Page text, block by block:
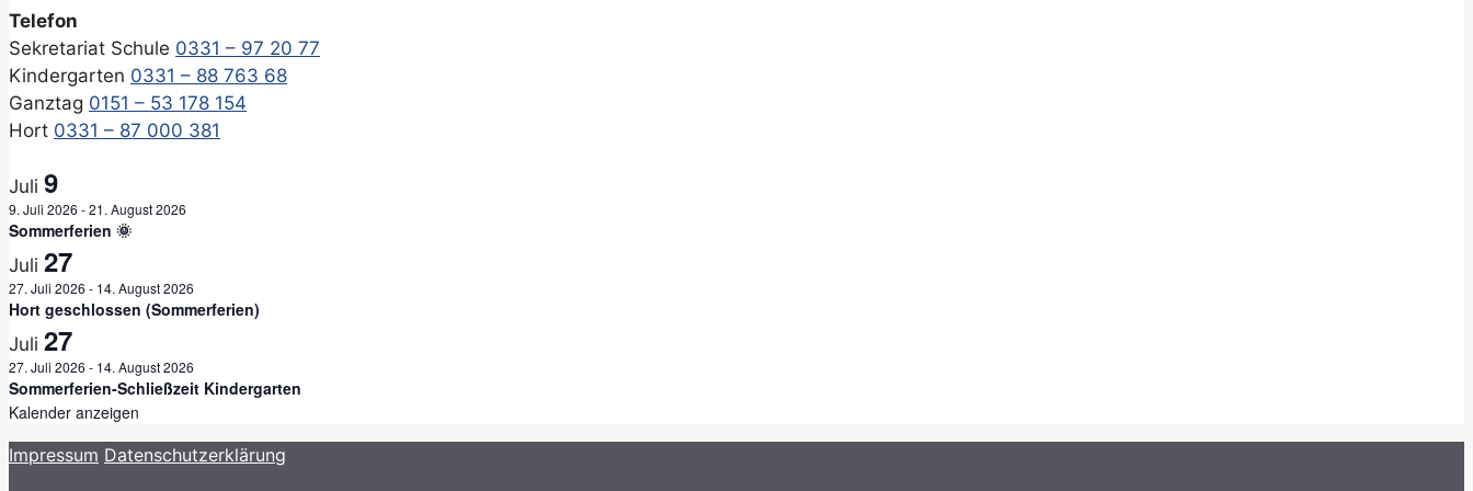
Telefon
Sekretariat Schule 0331 – 97 20 77
Kindergarten 0331 – 88 763 68
Ganztag 0151 – 53 178 154
Hort 0331 – 87 000 381
Juli 9
9. Juli 2026 -21. August 2026
Sommerferien 🌞
Juli 27
27. Juli 2026 - 14. August 2026
Hort geschlossen (Sommerferien)
Juli 27
27. Juli 2026 - 14. August 2026
Sommerferien-Schließzeit Kindergarten
Kalender anzeigen
Impressum Datenschutzerklärung